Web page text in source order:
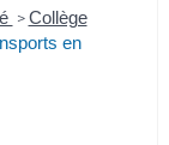
> Collège
en